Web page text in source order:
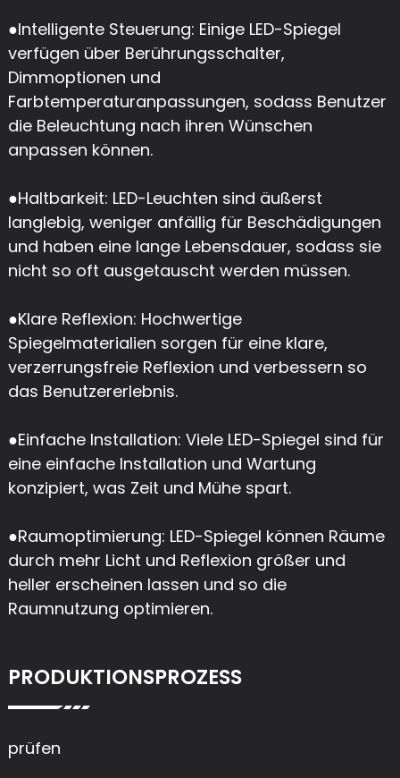
●Intelligente Steuerung: Einige LED-Spiegel
verfügen über Berührungsschalter,
Dimmoptionen und
Farbtemperaturanpassungen, sodass Benutzer
die Beleuchtung nach ihren Wünschen
anpassen können.
●Haltbarkeit: LED-Leuchten sind äußerst
langlebig, weniger anfällig für Beschädigungen
und haben eine lange Lebensdauer, sodass sie
nicht so oft ausgetauscht werden müssen.
●Klare Reflexion: Hochwertige
Spiegelmaterialien sorgen für eine klare,
verzerrungsfreie Reflexion und verbessern so
das Benutzererlebnis.
●Einfache Installation: Viele LED-Spiegel sind für
eine einfache Installation und Wartung
konzipiert, was Zeit und Mühe spart.
●Raumoptimierung: LED-Spiegel können Räume
durch mehr Licht und Reflexion größer und
heller erscheinen lassen und so die
Raumnutzung optimieren.
PRODUKTIONSPROZESS
prüfen